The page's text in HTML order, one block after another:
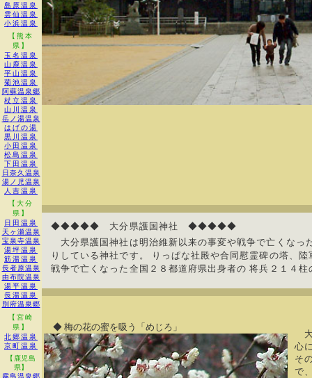
島原温泉
雲仙温泉
小浜温泉
【熊本
県】
玉名温泉
山鹿温泉
平山温泉
菊池温泉
阿蘇温泉郷
杖立温泉
山川温泉
岳ノ湯温泉
はげの湯
黒川温泉
小田温泉
松島温泉
下田温泉
日奈久温泉
湯ノ児温泉
人吉温泉
【大分
県】
日田温泉
天ヶ瀬温泉
宝泉寺温泉
湯坪温泉
筋湯温泉
長者原温泉
由布院温泉
湯平温泉
長湯温泉
別府温泉郷
【宮崎
県】
北郷温泉
京町温泉
【鹿児島
県】
霧島温泉郷
◆◆◆◆◆ 大分県護国神社 ◆◆◆◆◆
大分県護国神社は明治維新以来の事変や戦争で亡くなっ
りしている神社です。 りっぱな社殿や合同慰霊碑の塔、
戦争で亡くなった全国２８都道府県出身者の 将兵２１４
◆ 梅の花の蜜を吸う「めじろ」
大
心
そ
で